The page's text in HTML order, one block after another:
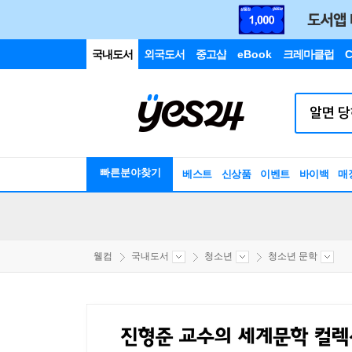
국내도서 외국도서 중고샵 eBook 크레마클럽
빠른분야찾기 베스트 신상품 이벤트 바이백 매
웰컴 국내도서 청소년 청소년 문학